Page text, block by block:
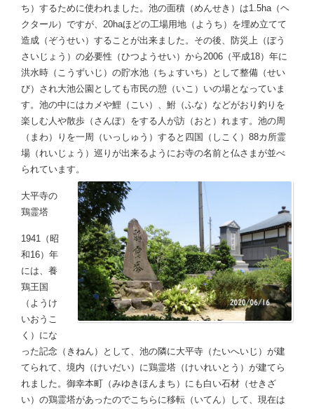
ち）するために使われました。池の面積（めんせき）は1.5ha（ヘ
クタール）ですが、20haほどの工場用地（ようち）を埋め立てて
造成（ぞうせい）することが出来ました。その後、防災上（ぼう
さいじょう）の必要性（ひつようせい）から2006（平成18）年に
洪水時（こうずいじ）の貯水池（ちょすいち）として整備（せい
び）され大池公園としても市民の憩（いこ）いの場となっていま
す。池の中にはカメや鯉（こい）、鮒（ふな）などがおり釣りを
楽しむ人や散歩（さんぽ）をする人が訪（おと）れます。池の周
（まわ）りを一周（いっしゅう）すると四国（しこく）88カ所霊
場（れいじょう）巡りが出来るようにお寺の名前と仏さまが並べ
られています。
大平寺の
鶏霊塔
1941（昭
和16）年
には、養
鶏王国
（ようけ
いおうこ
く）にな
った記念（きねん）として、池の隣に大平寺（たいへいじ）が建
てられて、境内（けいだい）に鶏霊塔（けいれいとう）が建てら
れました。御幸本町（みゆきほんまち）にも白い石材（せきざ
い）の鶏霊塔があったのでこちらに移転（いてん）して、現在は